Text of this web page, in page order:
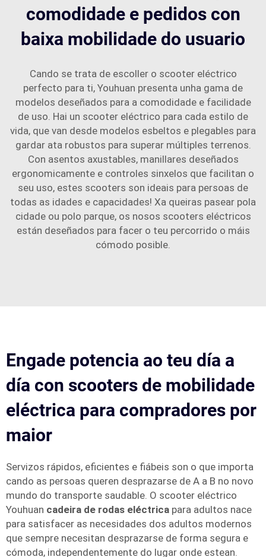
comodidade e pedidos con
baixa mobilidade do usuario
Cando se trata de escoller o scooter eléctrico
perfecto para ti, Youhuan presenta unha gama de
modelos deseñados para a comodidade e facilidade
de uso. Hai un scooter eléctrico para cada estilo de
vida, que van desde modelos esbeltos e plegables para
gardar ata robustos para superar múltiples terrenos.
Con asentos axustables, manillares deseñados
ergonomicamente e controles sinxelos que facilitan o
seu uso, estes scooters son ideais para persoas de
todas as idades e capacidades! Xa queiras pasear pola
cidade ou polo parque, os nosos scooters eléctricos
están deseñados para facer o teu percorrido o máis
cómodo posible.
Engade potencia ao teu día a
día con scooters de mobilidade
eléctrica para compradores por
maior
Servizos rápidos, eficientes e fiábeis son o que importa
cando as persoas queren desprazarse de A a B no novo
mundo do transporte saudable. O scooter eléctrico
Youhuan cadeira de rodas eléctrica para adultos nace
para satisfacer as necesidades dos adultos modernos
que sempre necesitan desprazarse de forma segura e
cómoda, independentemente do lugar onde estean.